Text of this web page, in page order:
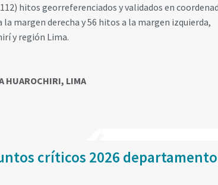
hitos georreferenciados y validados en
la margen derecha y 56 hitos a la margen izquierda,
y región Lima.
LIMA
críticos 2026